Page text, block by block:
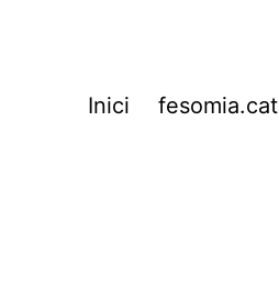
Inici fesomia.cat